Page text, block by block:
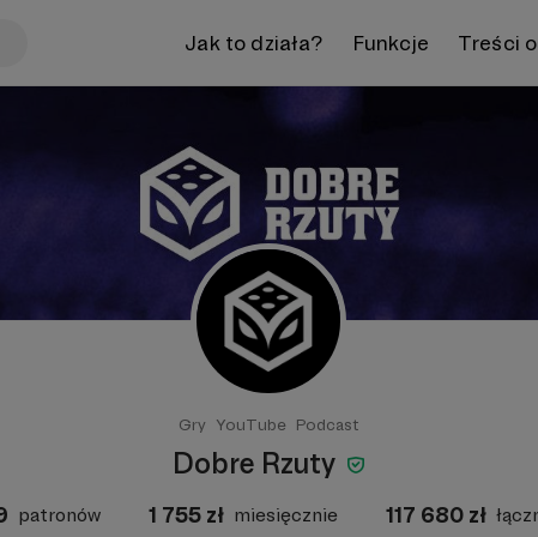
Jak to działa? Funkcje Treści
Gry YouTube Podcast
Dobre Rzuty
patronów 1 755 zł miesięcznie 117 680 zł